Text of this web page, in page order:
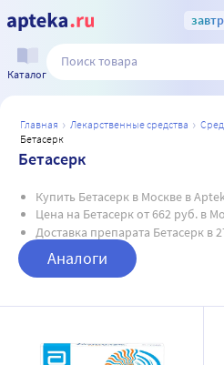
Каталог
главная лекарственные средства
бетасерк
Бетасерк
Купить Бетасерк в Москве в
Цена на Бетасерк от 662 руб. в
Доставка препарата Бетасерк в
Аналоги